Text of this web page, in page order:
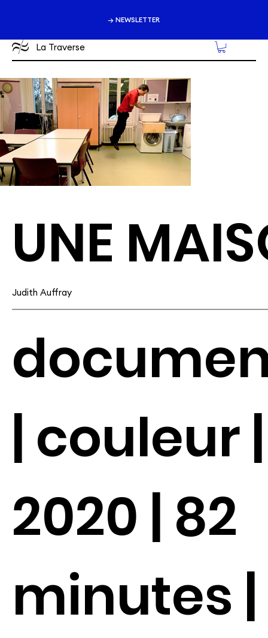
→ NEWSLETTER
La Traverse
UNE
Judith Auffray
| couleur |
2020 | 82
minutes |